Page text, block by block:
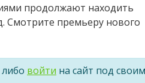
продолжают находить
Смотрите премьеру нового
либо войти на сайт под своим